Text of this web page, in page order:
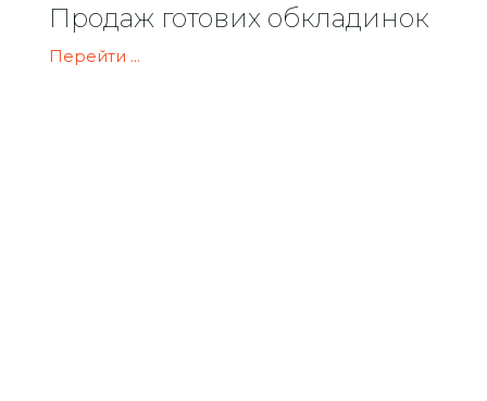
Продаж готових обкладинок
Перейти ...